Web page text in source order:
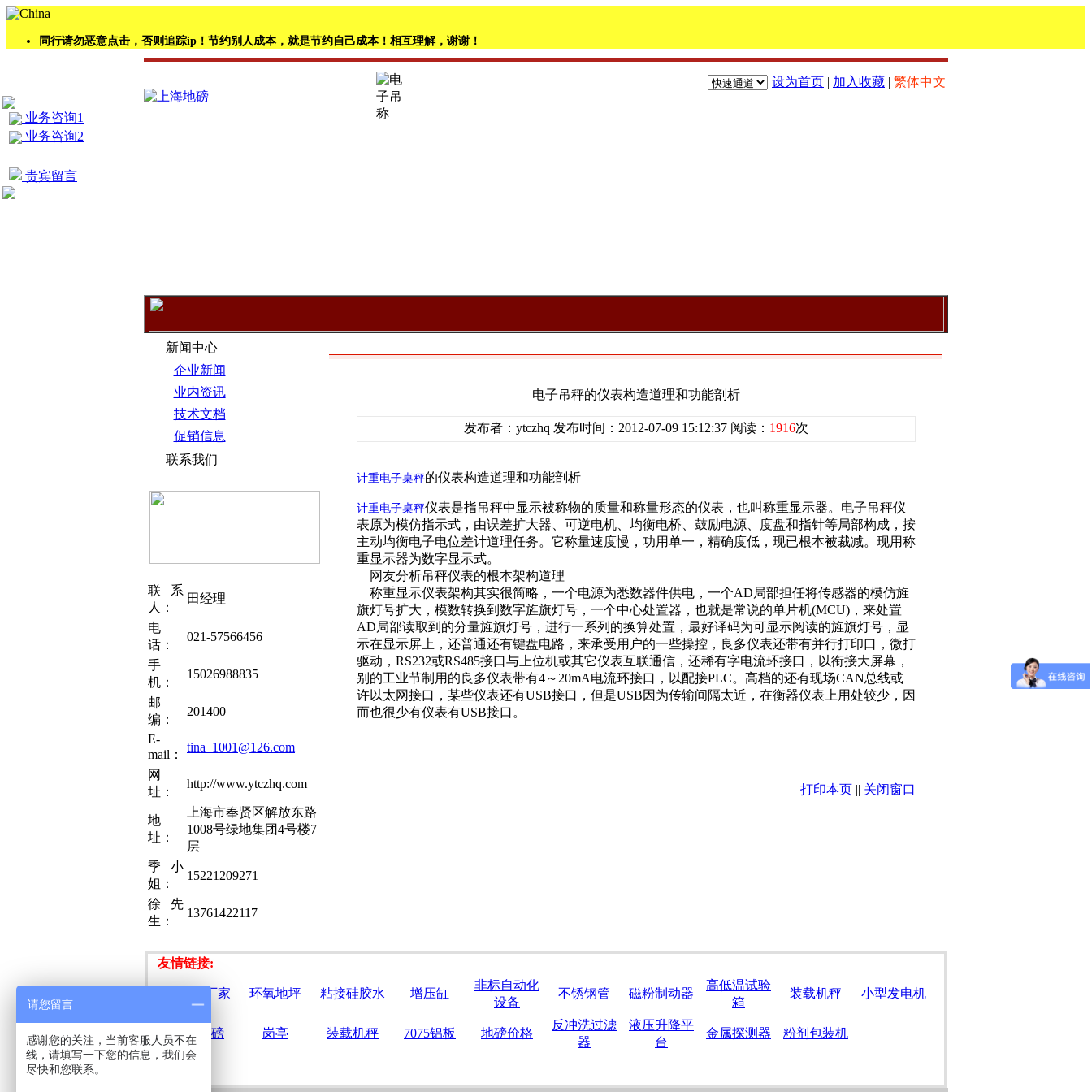
同行请勿恶意点击，否则追踪ip！节约别人成本，就是节约自己成本！相互理解，谢谢！
设为首页 | 加入收藏 | 繁体中文
新闻中心
企业新闻
业内资讯
技术文档
促销信息
联系我们
联系
人：
田经理
电
话：
021-57566456
手
机：
15026988835
邮
编：
201400
E-
mail：
tina_1001@126.com
网
址：
http://www.ytczhq.com
地
址：
上海市奉贤区解放东路
1008号绿地集团4号楼7
层
季小
姐：
15221209271
徐先
生：
13761422117
电子吊秤的仪表构造道理和功能剖析
发布者：ytczhq 发布时间：2012-07-09 15:12:37 阅读： 1916次
计重电子桌秤的仪表构造道理和功能剖析
计重电子桌秤仪表是指吊秤中显示被称物的质量和称量形态的仪表，也叫称重显示器。电子吊秤仪
表原为模仿指示式，由误差扩大器、可逆电机、均衡电桥、鼓励电源、度盘和指针等局部构成，按
主动均衡电子电位差计道理任务。它称量速度慢，功用单一，精确度低，现已根本被裁减。现用称
重显示器为数字显示式。
网友分析吊秤仪表的根本架构道理
称重显示仪表架构其实很简略，一个电源为悉数器件供电，一个AD局部担任将传感器的模仿旌
旗灯号扩大，模数转换到数字旌旗灯号，一个中心处置器，也就是常说的单片机(MCU)，来处置
AD局部读取到的分量旌旗灯号，进行一系列的换算处置，最好译码为可显示阅读的旌旗灯号，显
示在显示屏上，还普通还有键盘电路，来承受用户的一些操控，良多仪表还带有并行打印口，微打
驱动，RS232或RS485接口与上位机或其它仪表互联通信，还稀有字电流环接口，以衔接大屏幕，
别的工业节制用的良多仪表带有4～20mA电流环接口，以配接PLC。高档的还有现场CAN总线或
许以太网接口，某些仪表还有USB接口，但是USB因为传输间隔太近，在衡器仪表上用处较少，因
而也很少有仪表有USB接口。
打印本页|| 关闭窗口
业务咨询1
业务咨询2
贵宾留言
友情链接:
平衡门厂家 环氧地坪 粘接硅胶水 增压缸
非标自动化
设备
不锈钢管 磁粉制动器
高低温试验
箱
装载机秤 小型发电机
电子地磅 岗亭 装载机秤 7075铝板 地磅价格
反冲洗过滤
器
液压升降平
台
金属探测器 粉剂包装机
请您留言
感谢您的关注，当前客服人员不在
线，请填写一下您的信息，我们会
尽快和您联系。